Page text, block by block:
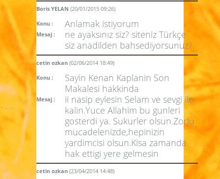
Boris YELAN (20/01/2015 09:26)
Konu :
Anlamak istiyorum
Mesaj :
ne ayaksınız siz? siteniz Türkçe
siz anadilden bahsediyorsunuz?
cetin ozkan (02/06/2014 18:49)
Konu :
Sayin Kenan Kaplanin Son
Makalesi hakkinda
Mesaj :
ii nasip eylesin Selam ve sevgi ile
kalin.Yuce Allahim bu gunleri
gosterdi ya. Sukurler olsun.Zorlu
mucadelenizde,hepinizin
yardimcisi olsun.Kisa zamanda
hak ettigi yere gelmesin
cetin ozkan (23/04/2014 14:48)